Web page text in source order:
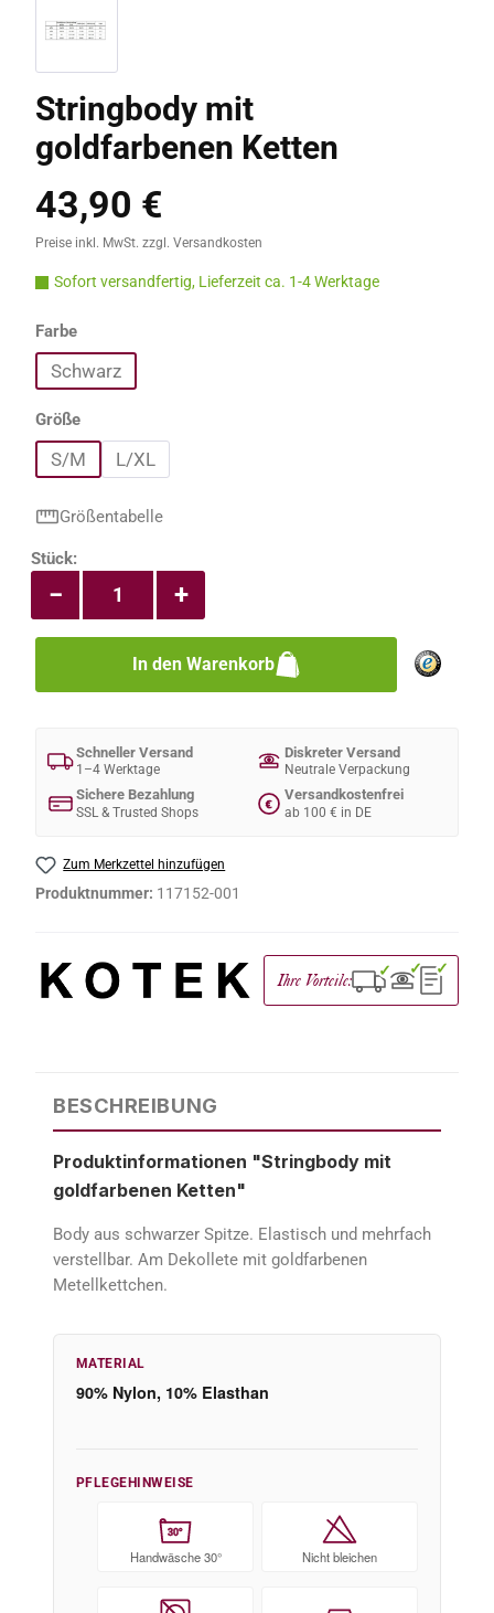
Stringbody mit
goldfarbenen Ketten
Regulärer Preis:
43,90 €
Preise inkl. MwSt. zzgl. Versandkosten
Sofort versandfertig, Lieferzeit ca. 1-4 Werktage
Farbeauswählen
Schwarz
Größeauswählen
S/M L/XL
Größentabelle
Produkt Anzahl: Gib den gewünschten
Stück:
+
−
In den Warenkorb
Schneller Versand
1–4 Werktage
Diskreter Versand
Neutrale Verpackung
Sichere Bezahlung
SSL & Trusted Shops
€
Versandkostenfrei
ab 100 € in DE
Zum Merkzettel hinzufügen
Produktnummer: 117152-001
Ihre Vorteile: ✓ ✓ ✓
BESCHREIBUNG
Produktinformationen "Stringbody mit
goldfarbenen Ketten"
Body aus schwarzer Spitze. Elastisch und mehrfach
verstellbar. Am Dekollete mit goldfarbenen
Metellkettchen.
MATERIAL
90% Nylon, 10% Elasthan
PFLEGEHINWEISE
30°
Handwäsche 30° Nicht bleichen